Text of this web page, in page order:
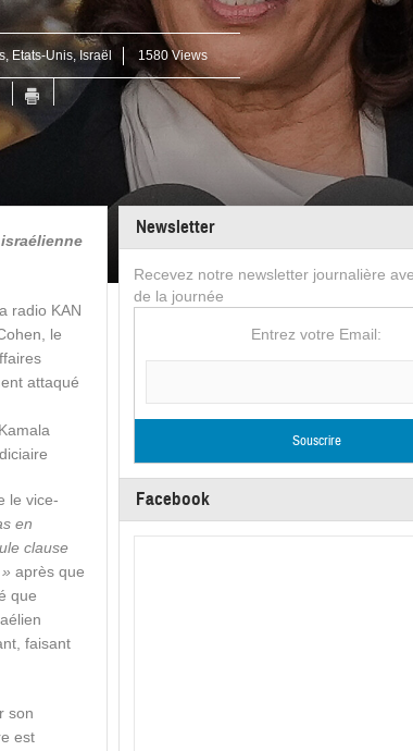
, Etats-Unis,Israël 1580 Views
radio KAN
le
attaqué
le vice-
en
clause
après que
que
faisant
son
est
Newsletter
Recevez notre newsletter journalière
de la journée
Entrez votre Email:
Facebook